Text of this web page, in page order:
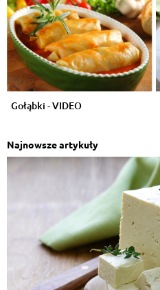
Gołąbki - VIDEO
Najnowsze artykuły